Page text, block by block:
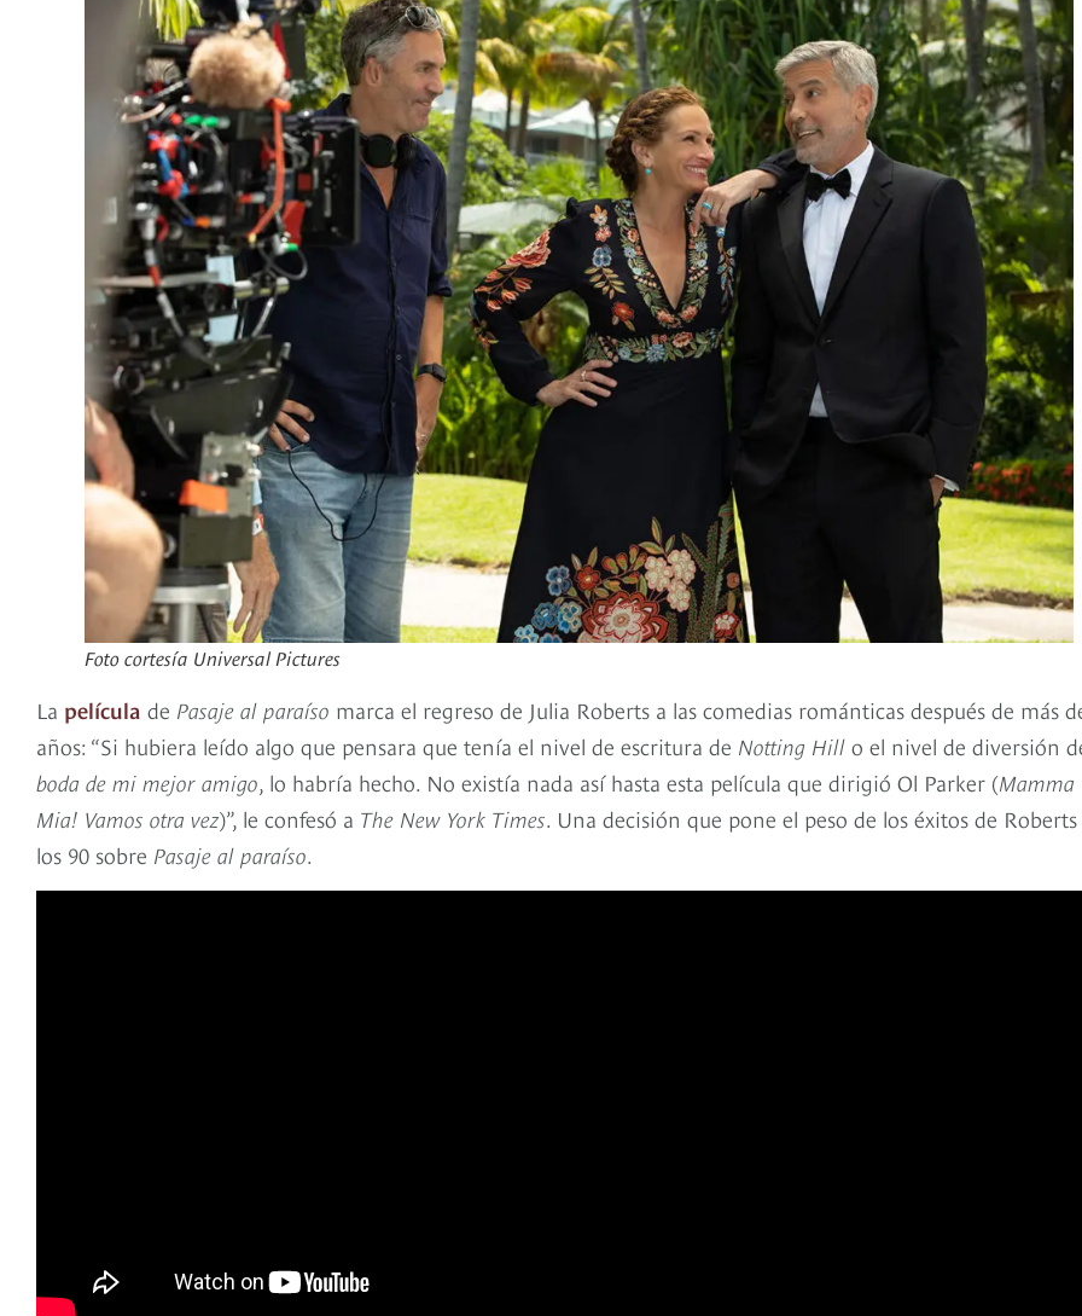
Foto cortesía Universal Pictures
La película de Pasaje al paraíso marca el regreso de Julia Roberts a las comedias románticas después de más
años: “Si hubiera leído algo que pensara que tenía el nivel de escritura de Notting Hill o el nivel de diversión
boda de mi mejor amigo , lo habría hecho. No existía nada así hasta esta película que dirigió Ol Parker (Mamma
Mia! Vamos otra vez)”, le confesó a The New York Times . Una decisión que pone el peso de los éxitos de
los 90 sobre Pasaje al paraíso